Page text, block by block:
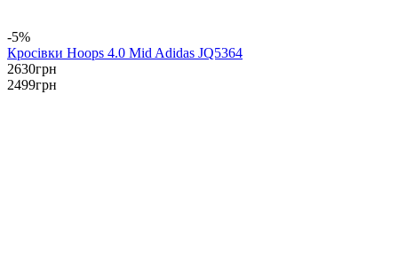
-5%
Кросівки Hoops 4.0 Mid Adidas JQ5364
2630грн
2499грн